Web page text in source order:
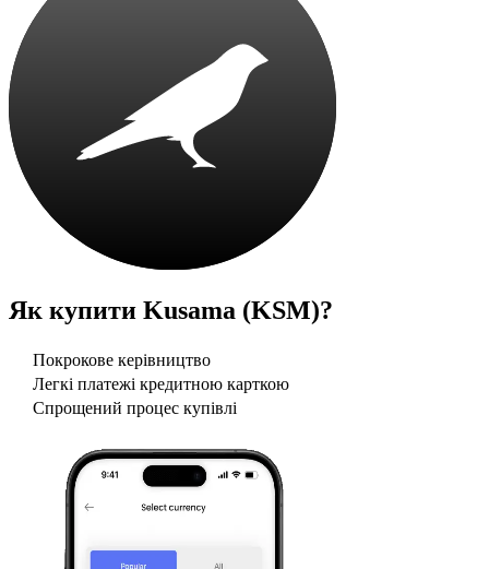
Як купити Kusama (KSM)?
Покрокове керівництво
Легкі платежі кредитною карткою
Спрощений процес купівлі